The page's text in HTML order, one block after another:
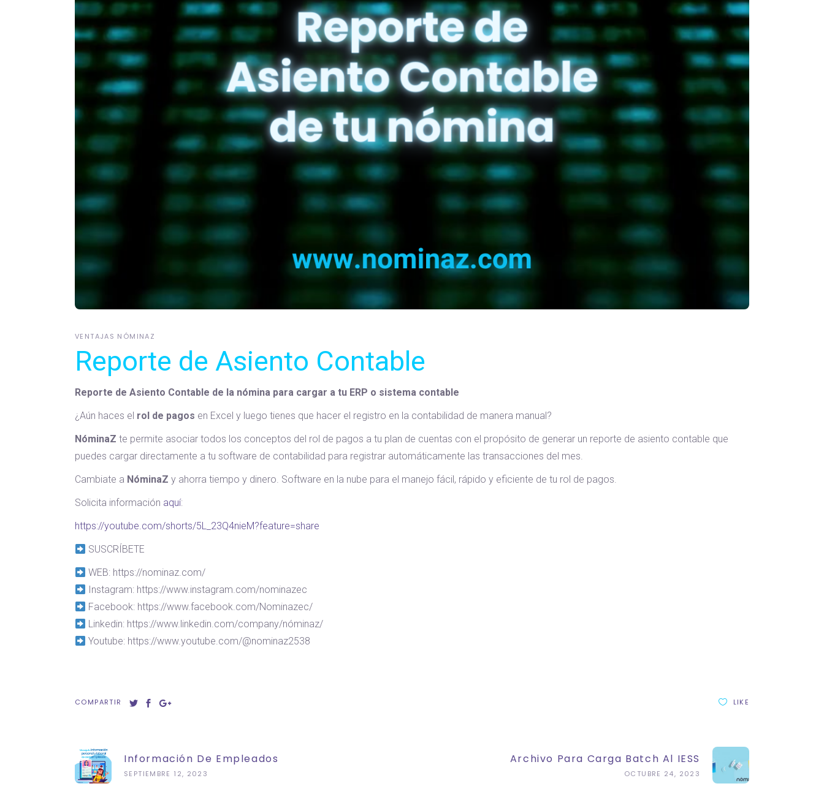
VENTAJAS NÓMINAZ
Reporte de Asiento Contable
Reporte de Asiento Contable de la nómina para cargar a tu ERP o sistema contable
¿Aún haces el rol de pagos en Excel y luego tienes que hacer el registro en la contabilidad de manera manual?
NóminaZ te permite asociar todos los conceptos del rol de pagos a tu plan de cuentas con el propósito de generar un reporte de asiento contable que
puedes cargar directamente a tu software de contabilidad para registrar automáticamente las transacciones del mes.
Cambiate a NóminaZ y ahorra tiempo y dinero. Software en la nube para el manejo fácil, rápido y eficiente de tu rol de pagos.
Solicita información aquí:
https://youtube.com/shorts/5L_23Q4nieM?feature=share
SUSCRÍBETE
WEB: https://nominaz.com/
Instagram: https://www.instagram.com/nominazec
Facebook: https://www.facebook.com/Nominazec/
Linkedin: https://www.linkedin.com/company/nóminaz/
Youtube: https://www.youtube.com/@nominaz2538
LIKE
COMPARTIR
Información De Empleados
SEPTIEMBRE 12, 2023
Archivo Para Carga Batch Al IESS
OCTUBRE 24, 2023